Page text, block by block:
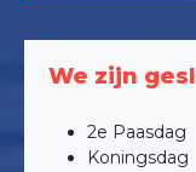
We zijn
2e Paasdag
Koningsdag